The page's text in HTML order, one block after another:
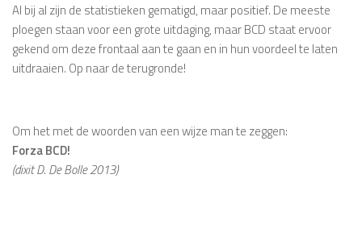
Al bij al zijn de statistieken gematigd, maar positief. De meeste
ploegen staan voor een grote uitdaging, maar BCD staat ervoor
gekend om deze frontaal aan te gaan en in hun voordeel te laten
uitdraaien. Op naar de terugronde!
Om het met de woorden van een wijze man te zeggen:
Forza BCD!
(dixit D. De Bolle 2013)